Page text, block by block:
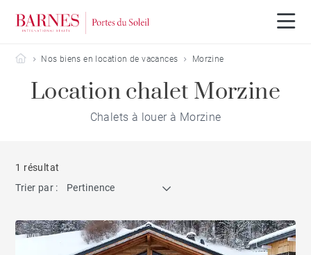
Barnes Portes du Soleil
Nos biens en location de vacances Morzine
Location chalet Morzine
Chalets à louer à Morzine
1 résultat
Trier par :
Pertinence